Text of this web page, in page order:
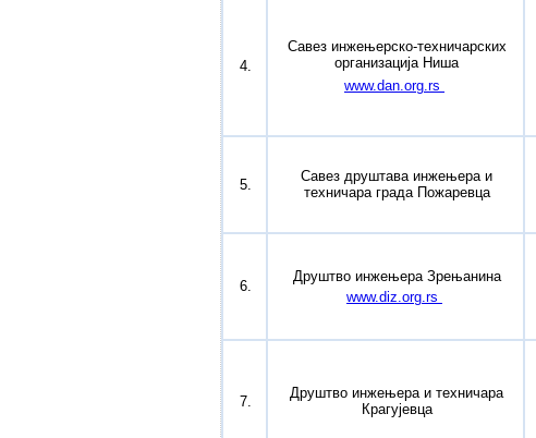
4.
Савез инжењерско-техничарских
организација Ниша
www.dan.org.rs
5.
Савез друштава инжењера и
техничара града Пожаревца
6.
Друштво инжењера Зрењанина
www.diz.org.rs
7.
Друштво инжењера и техничара
Крагујевца